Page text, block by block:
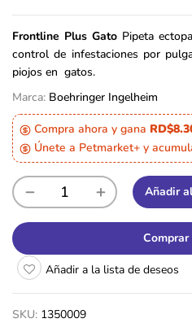
Frontline Plus Gato Pipeta
control de infestaciones por
piojos en gatos.
Marca: Boehringer Ingelheim
Compra ahora y gana
Únete a Petmarket+ y
Añadir
Comprar
Añadir a la lista de deseos
SKU: 1350009